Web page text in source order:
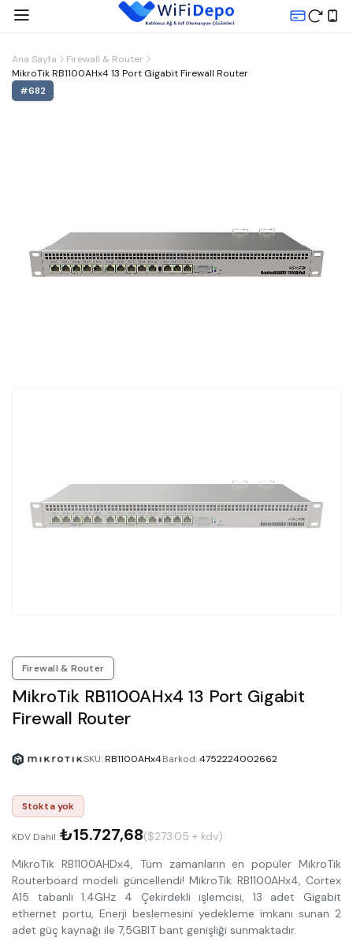
Ana Sayfa
Firewall & Router
MikroTik RB1100AHx4 13 Port Gigabit Firewall Router
#682
Firewall & Router
MikroTik RB1100AHx4 13 Port Gigabit
Firewall Router
SKU:RB1100AHx4Barkod:4752224002662
Stokta yok
KDV Dahil :₺15.727,68($273.05 + kdv)
MikroTik RB1100AHDx4, Tüm zamanların en popüler MikroTik
Routerboard modeli güncellendi! MikroTik RB1100AHx4, Cortex
A15 tabanlı 1.4GHz 4 Çekirdekli işlemcisi, 13 adet Gigabit
ethernet portu, Enerji beslemesini yedekleme imkanı sunan 2
adet güç kaynağı ile 7,5GBIT bant genişliği sunmaktadır.